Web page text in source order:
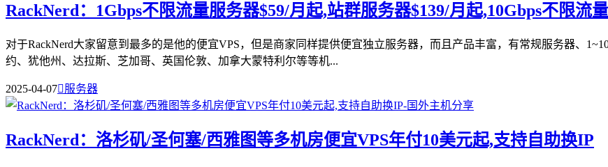
RackNerd：1Gbps不限流量服务器$59/月起,站群服务器$139/月起,10Gbps不限流
对于RackNerd大家留意到最多的是他的便宜VPS，但是商家同样提供便宜独立服务器，而且产品丰富，有常规服务器、
约、犹他州、达拉斯、芝加哥、英国伦敦、加拿大蒙特利尔等等机...
2025-04-07服务器
RackNerd：洛杉矶/圣何塞/西雅图等多机房便宜VPS年付10美元起,支持自助换IP